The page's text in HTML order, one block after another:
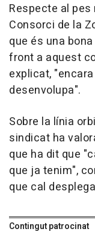
Respecte al
Consorci de la
que és una
front a aquest
explicat,
desenvolupa".
Sobre la línia
sindicat ha
que ha dit que
que ja tenim",
que cal
Contingut patrocinat